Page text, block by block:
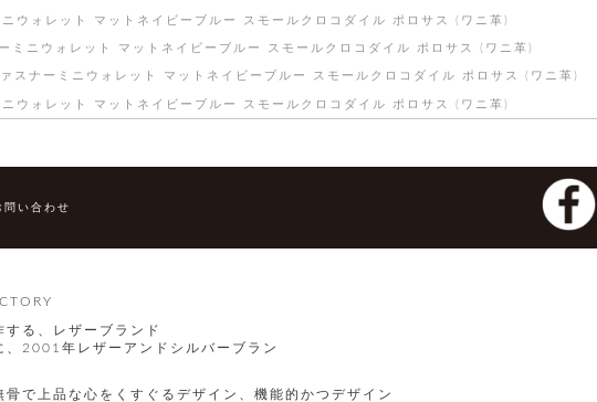
ウォレット マットネイビーブルー スモールクロコダイル ポロサス (ワニ革)
ミニウォレット マットネイビーブルー スモールクロコダイル ポロサス (ワニ革)
スナーミニウォレット マットネイビーブルー スモールクロコダイル ポロサス (ワニ革)
ウォレット マットネイビーブルー スモールクロコダイル ポロサス (ワニ革)
問い合わせ
る、レザーブランド
、2001年レザーアンドシルバーブラン
で上品な心をくすぐるデザイン、機能的かつデザイン